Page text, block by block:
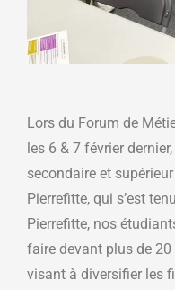
Lors du Forum de
les 6 & 7 février
secondaire et
Pierrefitte, qui s’est
Pierrefitte, nos
faire devant plus de
visant à diversifier les